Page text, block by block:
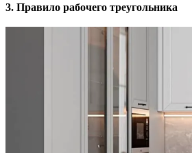
3. Правило рабочего треугольника